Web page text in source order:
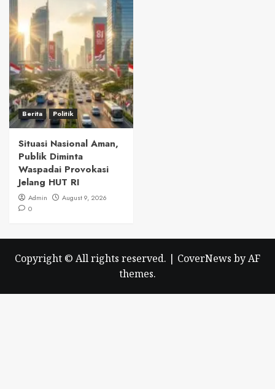
Berita Politik
Situasi Nasional Aman,
Publik Diminta
Waspadai Provokasi
Jelang HUT RI
Admin
August 9, 2026
0
Copyright © All rights reserved. | CoverNews by AF
themes.